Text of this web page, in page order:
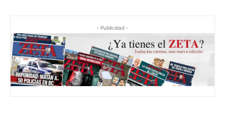
- Publicidad -